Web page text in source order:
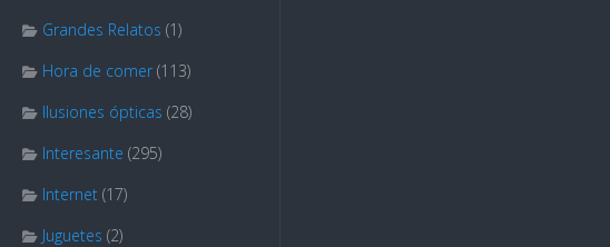
Grandes Relatos (1)
Hora de comer (113)
Ilusiones ópticas (28)
Interesante (295)
Internet (17)
Juguetes (2)